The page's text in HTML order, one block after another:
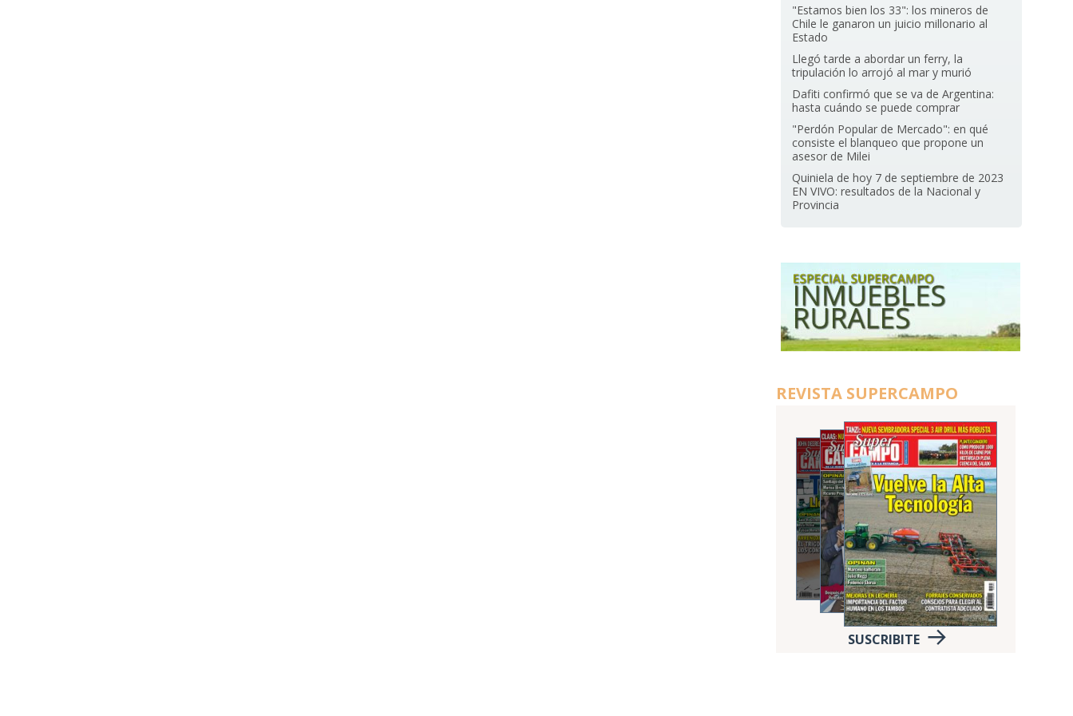
"Estamos bien los 33": los mineros de
Chile le ganaron un juicio millonario al
Estado
Llegó tarde a abordar un ferry, la
tripulación lo arrojó al mar y murió
Dafiti confirmó que se va de Argentina:
hasta cuándo se puede comprar
"Perdón Popular de Mercado": en qué
consiste el blanqueo que propone un
asesor de Milei
Quiniela de hoy 7 de septiembre de 2023
EN VIVO: resultados de la Nacional y
Provincia
REVISTA SUPERCAMPO
SUSCRIBITE